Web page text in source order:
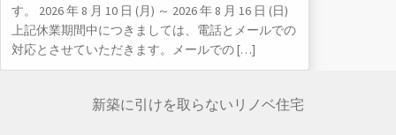
新築に引けを取らないリノベ住宅
す。 2026 年 8 月 10 日 (月) ～ 2026 年 8 月 16 日 (日)
上記休業期間中につきましては、電話とメールでの
対応とさせていただきます。メールでの […]